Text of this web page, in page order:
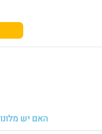
האם יש